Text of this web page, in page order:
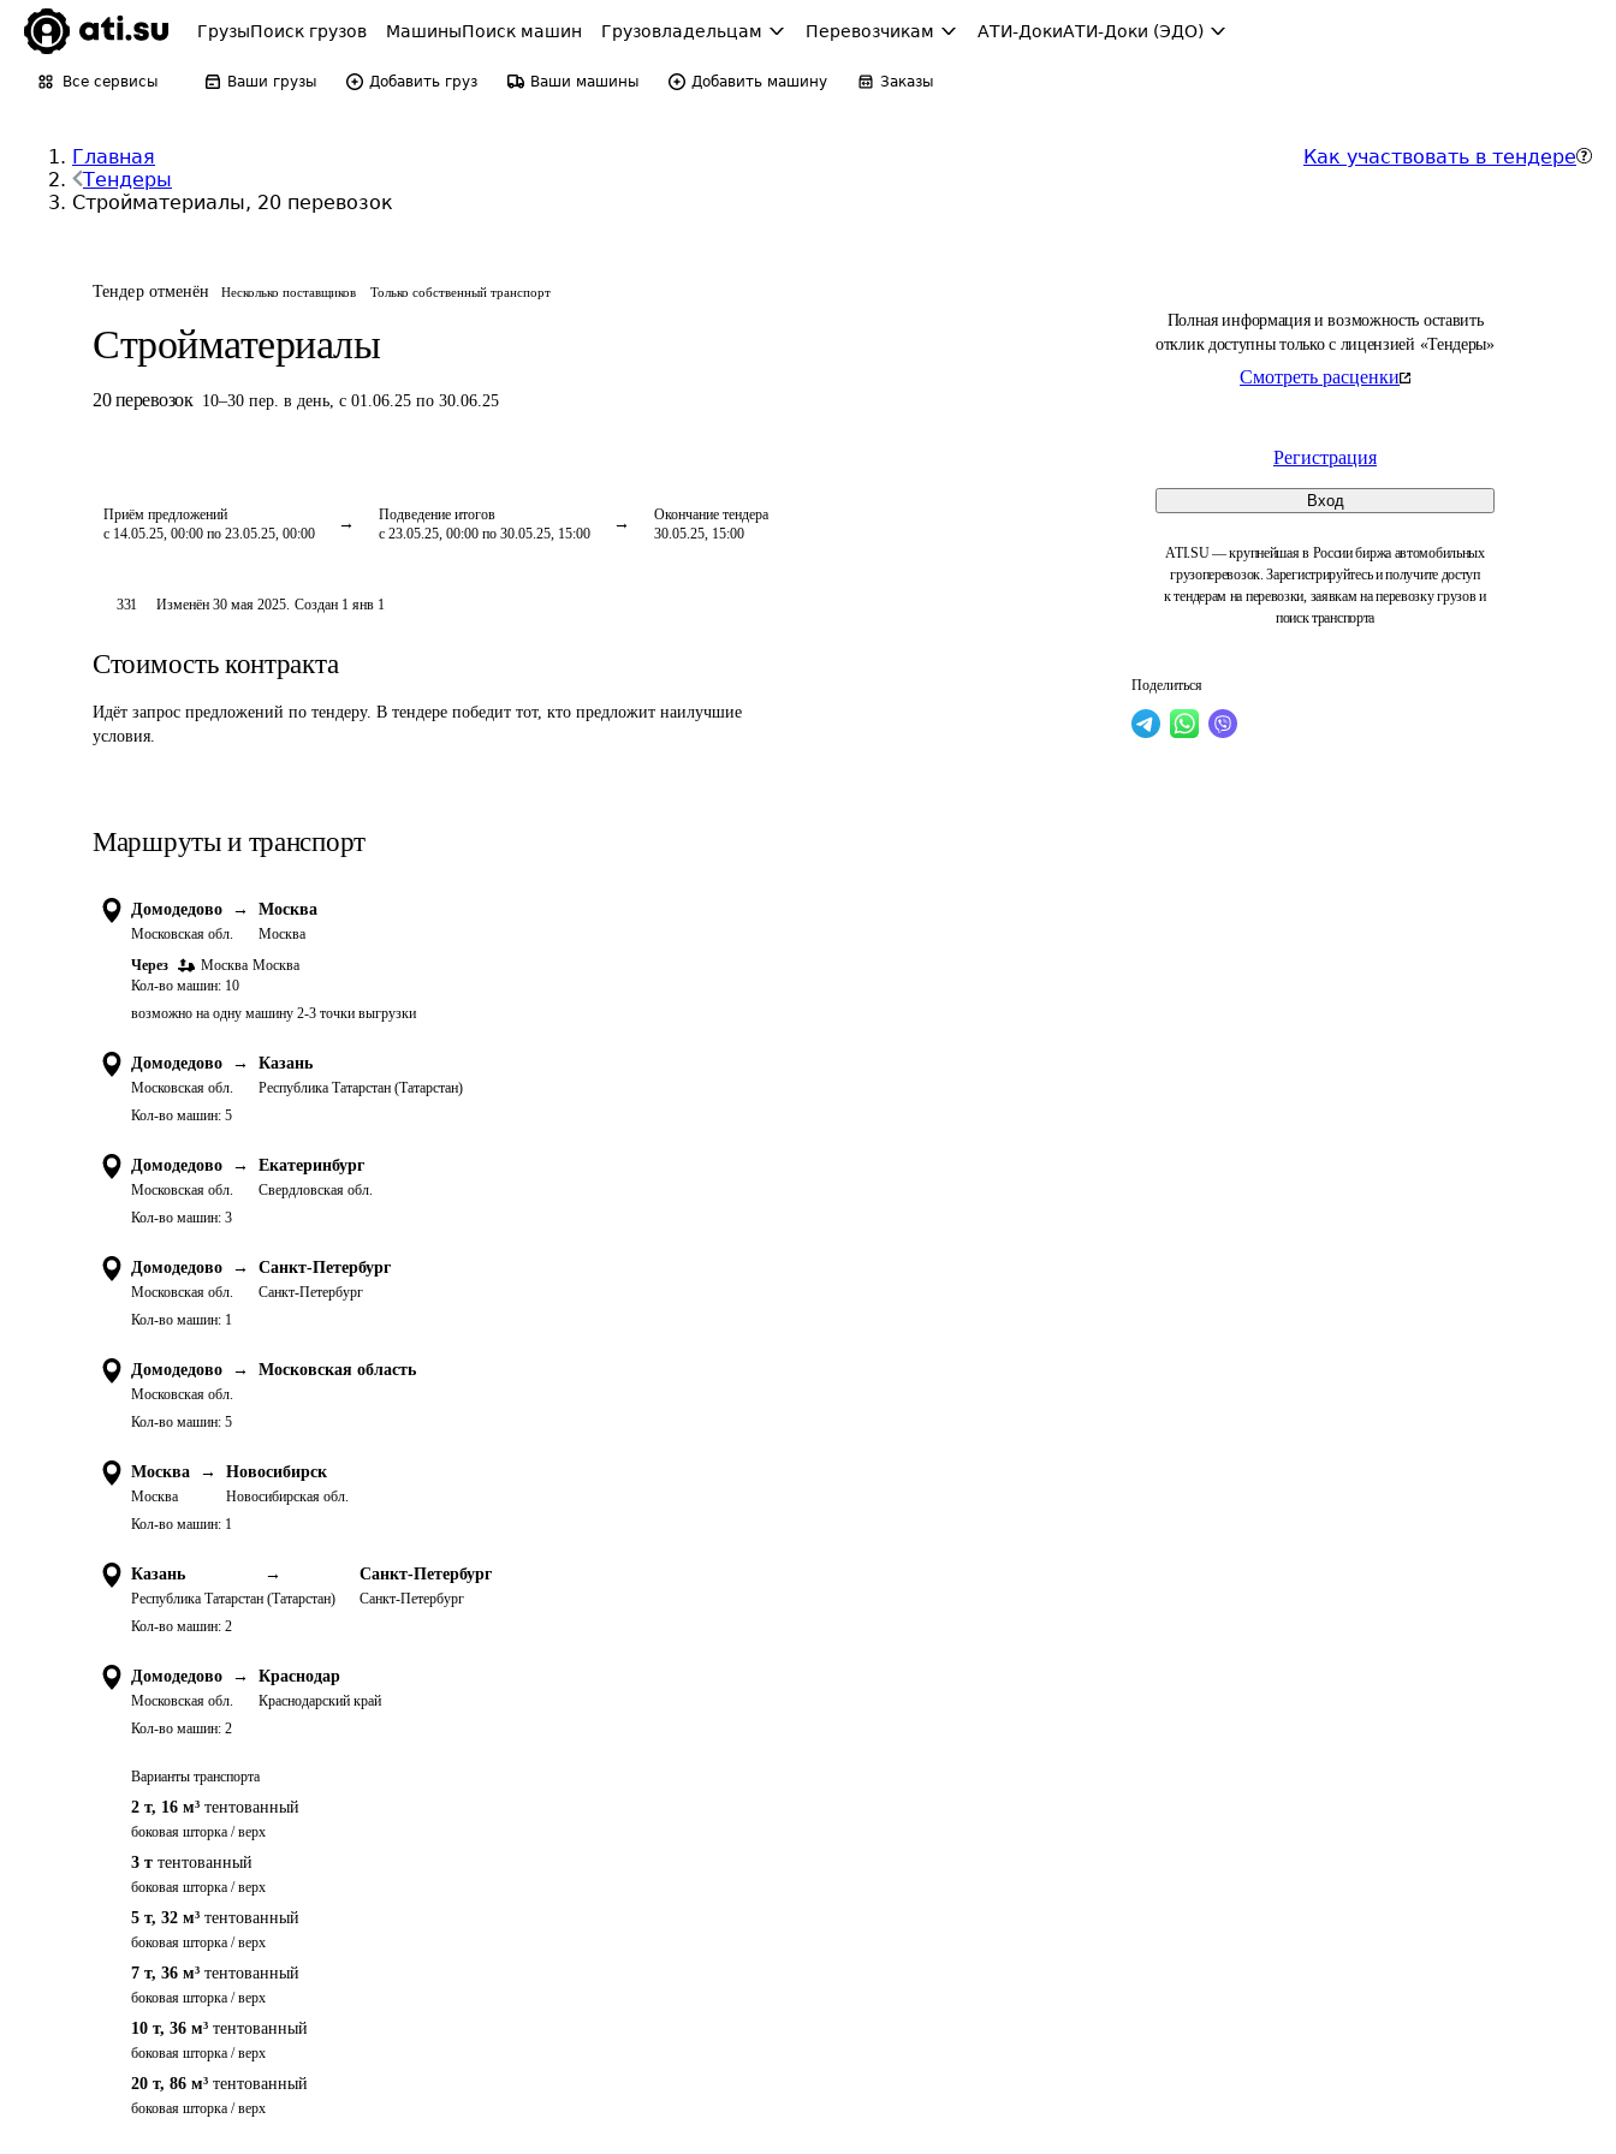
ГрузыПоиск грузов МашиныПоиск машин Грузовладельцам Перевозчикам АТИ-ДокиАТИ-Доки (ЭДО)
Все сервисы Ваши грузы Добавить груз Ваши машины Добавить машину Заказы
Главная
Тендеры
Стройматериалы, 20 перевозок
Как участвовать в тендере
Тендер отменён Несколько поставщиков Только собственный транспорт
Стройматериалы
20 перевозок 10–30 пер. в день, с 01.06.25 по 30.06.25
Приём предложений
с 14.05.25, 00:00 по 23.05.25, 00:00
Подведение итогов
с 23.05.25, 00:00 по 30.05.25, 15:00
Окончание тендера
30.05.25, 15:00
Полная информация и возможность оставить
отклик доступны только с лицензией «Тендеры»
Смотреть расценки
Регистрация
Вход
ATI.SU — крупнейшая в России биржа автомобильных
грузоперевозок. Зарегистрируйтесь и получите доступ
к тендерам на перевозки, заявкам на перевозку грузов и
поиск транспорта
Поделиться
331 Изменён30 мая 2025. Создан 1 янв 1
Стоимость контракта
Идёт запрос предложений по тендеру. В тендере победит тот, кто предложит наилучшие
условия.
Маршруты и транспорт
Домодедово →
Московская обл.
Москва
Москва
Через
Москва Москва
Кол-во машин: 10
возможно на одну машину 2-3 точки выгрузки
Домодедово →
Московская обл.
Казань
Республика Татарстан (Татарстан)
Кол-во машин: 5
Домодедово →
Московская обл.
Екатеринбург
Свердловская обл.
Кол-во машин: 3
Домодедово →
Московская обл.
Санкт-Петербург
Санкт-Петербург
Кол-во машин: 1
Домодедово →
Московская обл.
Московская область
Кол-во машин: 5
Москва →
Москва
Новосибирск
Новосибирская обл.
Кол-во машин: 1
Казань →
Республика Татарстан (Татарстан)
Санкт-Петербург
Санкт-Петербург
Кол-во машин: 2
Домодедово →
Московская обл.
Краснодар
Краснодарский край
Кол-во машин: 2
Варианты транспорта
2 т, 16 м³ тентованный
боковая шторка / верх
3 т тентованный
боковая шторка / верх
5 т, 32 м³ тентованный
боковая шторка / верх
7 т, 36 м³ тентованный
боковая шторка / верх
10 т, 36 м³ тентованный
боковая шторка / верх
20 т, 86 м³ тентованный
боковая шторка / верх